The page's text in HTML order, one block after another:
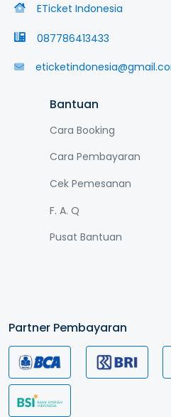
ETicket Indonesia
087786413433
Bantuan
Cara Booking
Cara Pembayaran
Cek Pemesanan
F. A. Q
Pusat Bantuan
Partner Pembayaran